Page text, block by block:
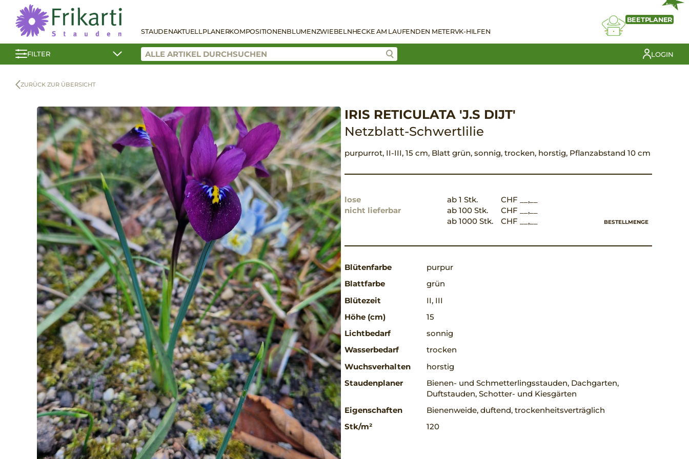
STAUDENAKTUELLPLANERKOMPOSITIONENBLUMENZWIEBELNHECKE AM LAUFENDEN METERVK-HILFEN
NEU
BEETPLANER
FILTER LOGIN
ZURÜCK ZUR ÜBERSICHT
IRIS RETICULATA 'J.S DIJT'
Netzblatt-Schwertlilie
purpurrot, II-III, 15 cm, Blatt grün, sonnig, trocken, horstig, Pflanzabstand 10 cm
lose
nicht lieferbar
ab 1 Stk.
CHF __,__
ab 100 Stk.
CHF __,__
ab 1000 Stk.
CHF __,__ BESTELLMENGE
Blütenfarbe
purpur
Blattfarbe
grün
Blütezeit
II, III
Höhe (cm)
15
Lichtbedarf
sonnig
Wasserbedarf
trocken
Wuchsverhalten
horstig
Staudenplaner
Bienen- und Schmetterlingsstauden, Dachgarten,
Duftstauden, Schotter- und Kiesgärten
Eigenschaften
Bienenweide, duftend, trockenheitsverträglich
Stk/m²
120